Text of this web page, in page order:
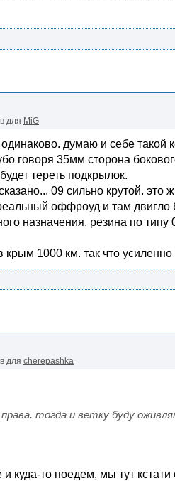
для MiG
думаю и себе такой
говоря 35мм сторона
тереть подкрылок.
09 сильно крутой. это
оффроуд и там двигло
назначения. резина по
крым 1000 км. так что
для cherepashka
тогда и ветку буду
куда-то поедем, мы тут